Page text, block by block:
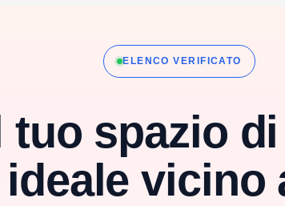
ELENCO VERIFICATO
tuo spazio
ideale vicino